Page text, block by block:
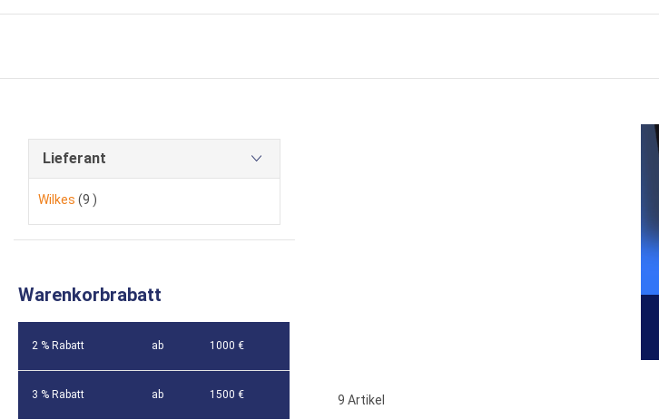
9 Artikel
Lieferant
Wilkes 9 Artikel
Warenkorbrabatt
2 % Rabatt ab 1000 €
3 % Rabatt ab 1500 €